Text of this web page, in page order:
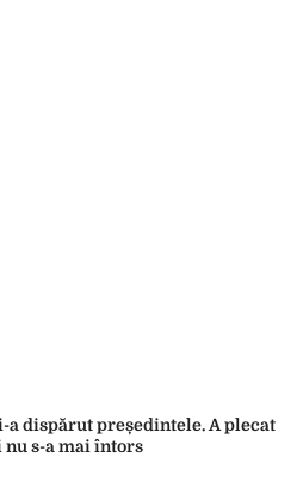
a dispărut președintele. A plecat
nu s-a mai întors